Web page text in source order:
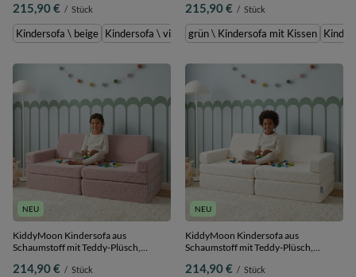
Kindercouch, Faltmatratze, violett,
Kindersofa
215,90 € / Stück
Kindersofa \ beige Kindersofa \ violett Kindersofa \ grün Kindersofa \
Kindercouch, Faltmatratze, beige,
Kindersofa
215,90 € / Stück
grün \ Kindersofa mit Kissen
NEU
KiddyMoon Kindersofa aus
Schaumstoff mit Teddy-Plüsch,
zum Spielen, Lesen und Entspannen,
214,90 € / Stück
NEU
KiddyMoon Kindersofa aus
Schaumstoff mit Teddy-Plüsch,
zum Spielen, Lesen und Entspannen,
214,90 € / Stück